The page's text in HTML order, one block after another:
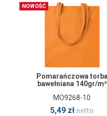
NOWOŚĆ
Pomarańczowa torba
bawełniana 140gr/m²
MO9268-10
5,49 zł netto